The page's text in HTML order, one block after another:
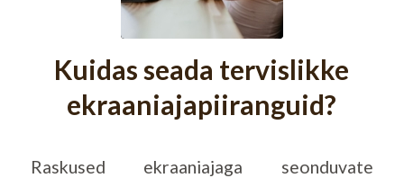
Kuidas seada tervislikke
ekraaniajapiiranguid?
Raskused ekraaniajaga seonduvate